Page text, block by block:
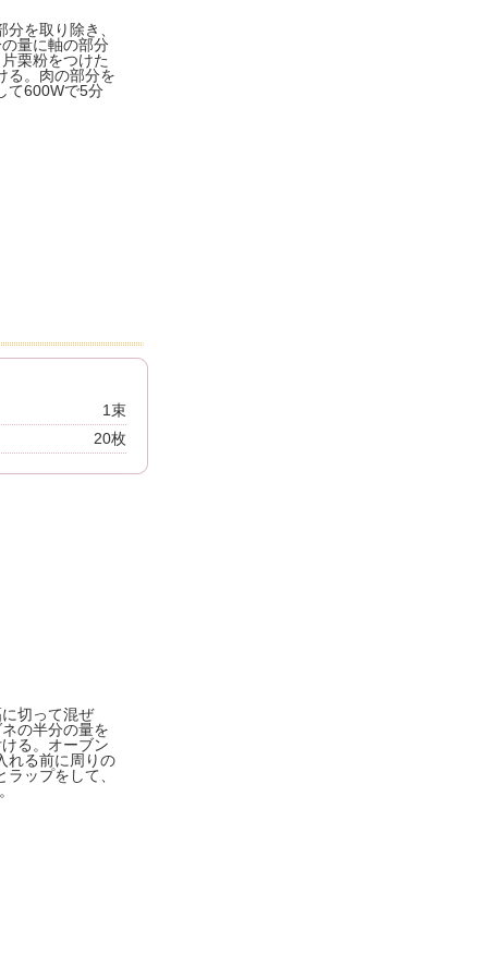
を取り除き、
量に軸の部分
栗粉をつけた
る。肉の部分を
て600Wで5分
1束
20枚
切って混ぜ
の半分の量を
る。オーブン
れる前に周りの
ップをして、